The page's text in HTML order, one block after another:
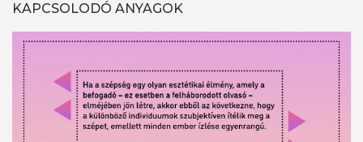
KAPCSOLODÓ ANYAGOK